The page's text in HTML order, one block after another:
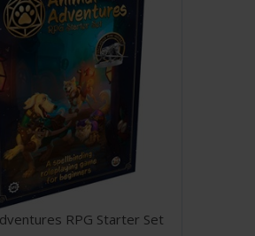
Ta dig an djärva roller som
upproriska
Bygg ditt skepp så
och stil, från
trickster-skonare.
berättelsen framåt med
och kraftfulla laster som
för att berätta om
och släppa loss havets
system utformat för
RPG Starter Set